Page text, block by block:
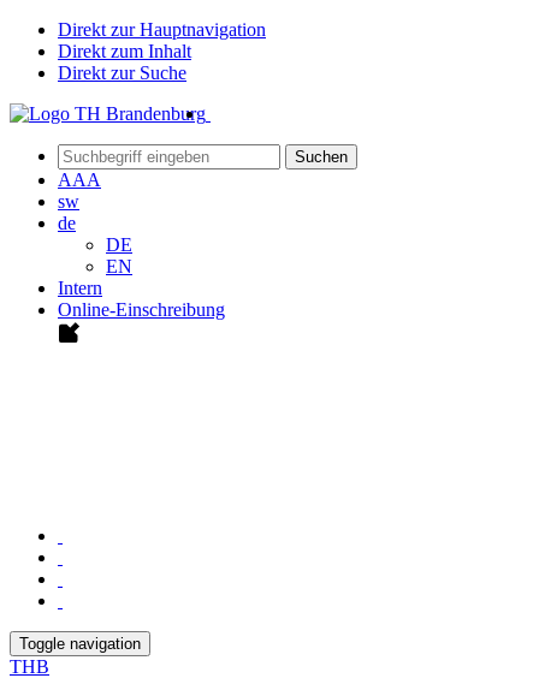
Direkt zur Hauptnavigation
Direkt zum Inhalt
Direkt zur Suche
Suchen
AAA
sw
de
DE
EN
Intern
Online-Einschreibung
Toggle navigation
THB